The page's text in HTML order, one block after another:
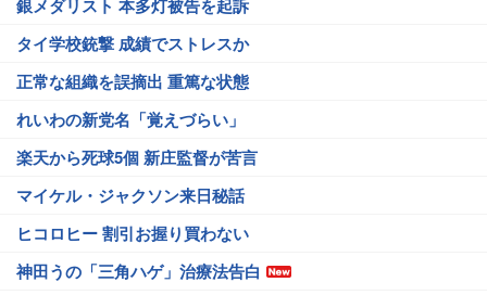
銀メダリスト 本多灯被告を起訴
タイ学校銃撃 成績でストレスか
正常な組織を誤摘出 重篤な状態
れいわの新党名「覚えづらい」
楽天から死球5個 新庄監督が苦言
マイケル・ジャクソン来日秘話
ヒコロヒー 割引お握り買わない
神田うの「三角ハゲ」治療法告白